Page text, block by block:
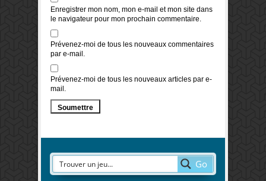
Enregistrer mon nom, mon e-mail et mon site dans
le navigateur pour mon prochain commentaire.
Prévenez-moi de tous les nouveaux commentaires
par e-mail.
Prévenez-moi de tous les nouveaux articles par e-
mail.
Go